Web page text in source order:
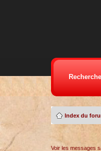
Index du
Voir les messages